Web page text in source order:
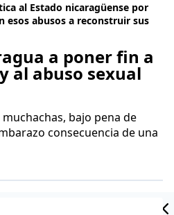
al Estado nicaragüense por
esos abusos a reconstruir sus
a poner fin a
al abuso sexual
bajo pena de
consecuencia de una